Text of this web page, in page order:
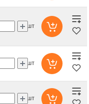
шт
шт
шт